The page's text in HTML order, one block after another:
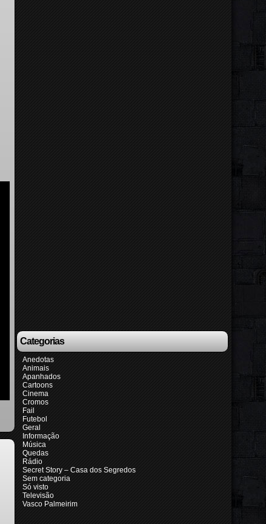
Categorias
Anedotas
Animais
Apanhados
Cartoons
Cinema
Cromos
Fail
Futebol
Geral
Informação
Música
Quedas
Rádio
Secret Story – Casa dos Segredos
Sem categoria
Só visto
Televisão
Vasco Palmeirim